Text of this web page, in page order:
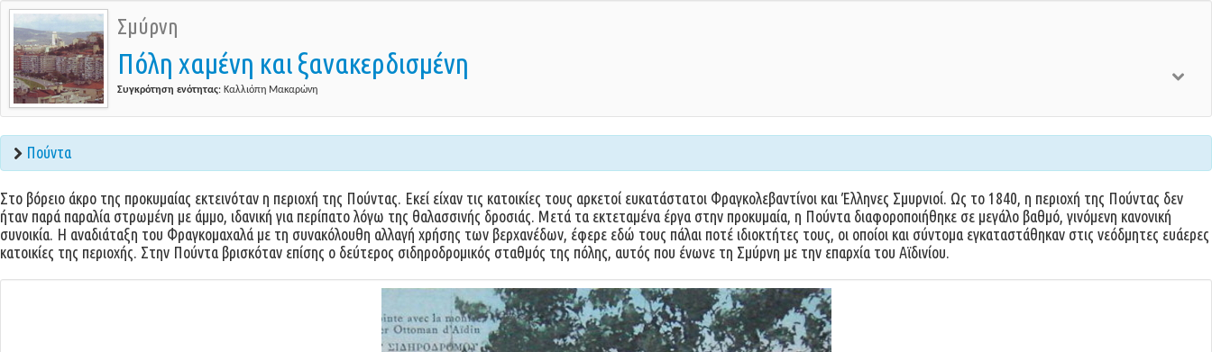
Σμύρνη
Πόλη χαμένη και ξανακερδισμένη
Συγκρότηση ενότητας: Καλλιόπη Μακαρώνη
Πούντα
Στο βόρειο άκρο της προκυμαίας εκτεινόταν η περιοχή της Πούντας. Εκεί είχαν τις κατοικίες τους αρκετοί ευκατάστατοι Φραγκολεβαντίνοι και Έλληνες Σμυρνιοί. Ως το 1840, η περιοχή της Πούντας δεν
ήταν παρά παραλία στρωμένη με άμμο, ιδανική για περίπατο λόγω της θαλασσινής δροσιάς. Μετά τα εκτεταμένα έργα στην προκυμαία, η Πούντα διαφοροποιήθηκε σε μεγάλο βαθμό, γινόμενη κανονική
συνοικία. Η αναδιάταξη του Φραγκομαχαλά με τη συνακόλουθη αλλαγή χρήσης των βερχανέδων, έφερε εδώ τους πάλαι ποτέ ιδιοκτήτες τους, οι οποίοι και σύντομα εγκαταστάθηκαν στις νεόδμητες ευάερες
κατοικίες της περιοχής. Στην Πούντα βρισκόταν επίσης ο δεύτερος σιδηροδρομικός σταθμός της πόλης, αυτός που ένωνε τη Σμύρνη με την επαρχία του Αϊδινίου.